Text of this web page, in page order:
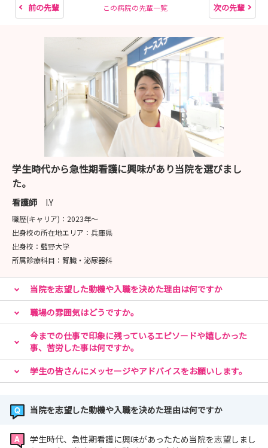
前の先輩 この病院の先輩一覧 次の先輩
学生時代から急性期看護に興味があり当院を選びまし
た。
看護師 I.Y
職歴(キャリア)： 2023年〜
出身校の所在地エリア： 兵庫県
出身校： 藍野大学
所属診療科目： 腎臓・泌尿器科
当院を志望した動機や入職を決めた理由は何ですか
職場の雰囲気はどうですか。
今までの仕事で印象に残っているエピソードや嬉しかった
事、苦労した事は何ですか。
学生の皆さんにメッセージやアドバイスをお願いします。
当院を志望した動機や入職を決めた理由は何ですか
学生時代、急性期看護に興味があったため当院を志望しまし